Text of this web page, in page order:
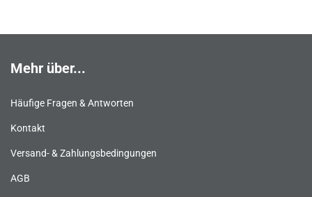
Mehr über...
Häufige Fragen & Antworten
Kontakt
Versand- & Zahlungsbedingungen
AGB